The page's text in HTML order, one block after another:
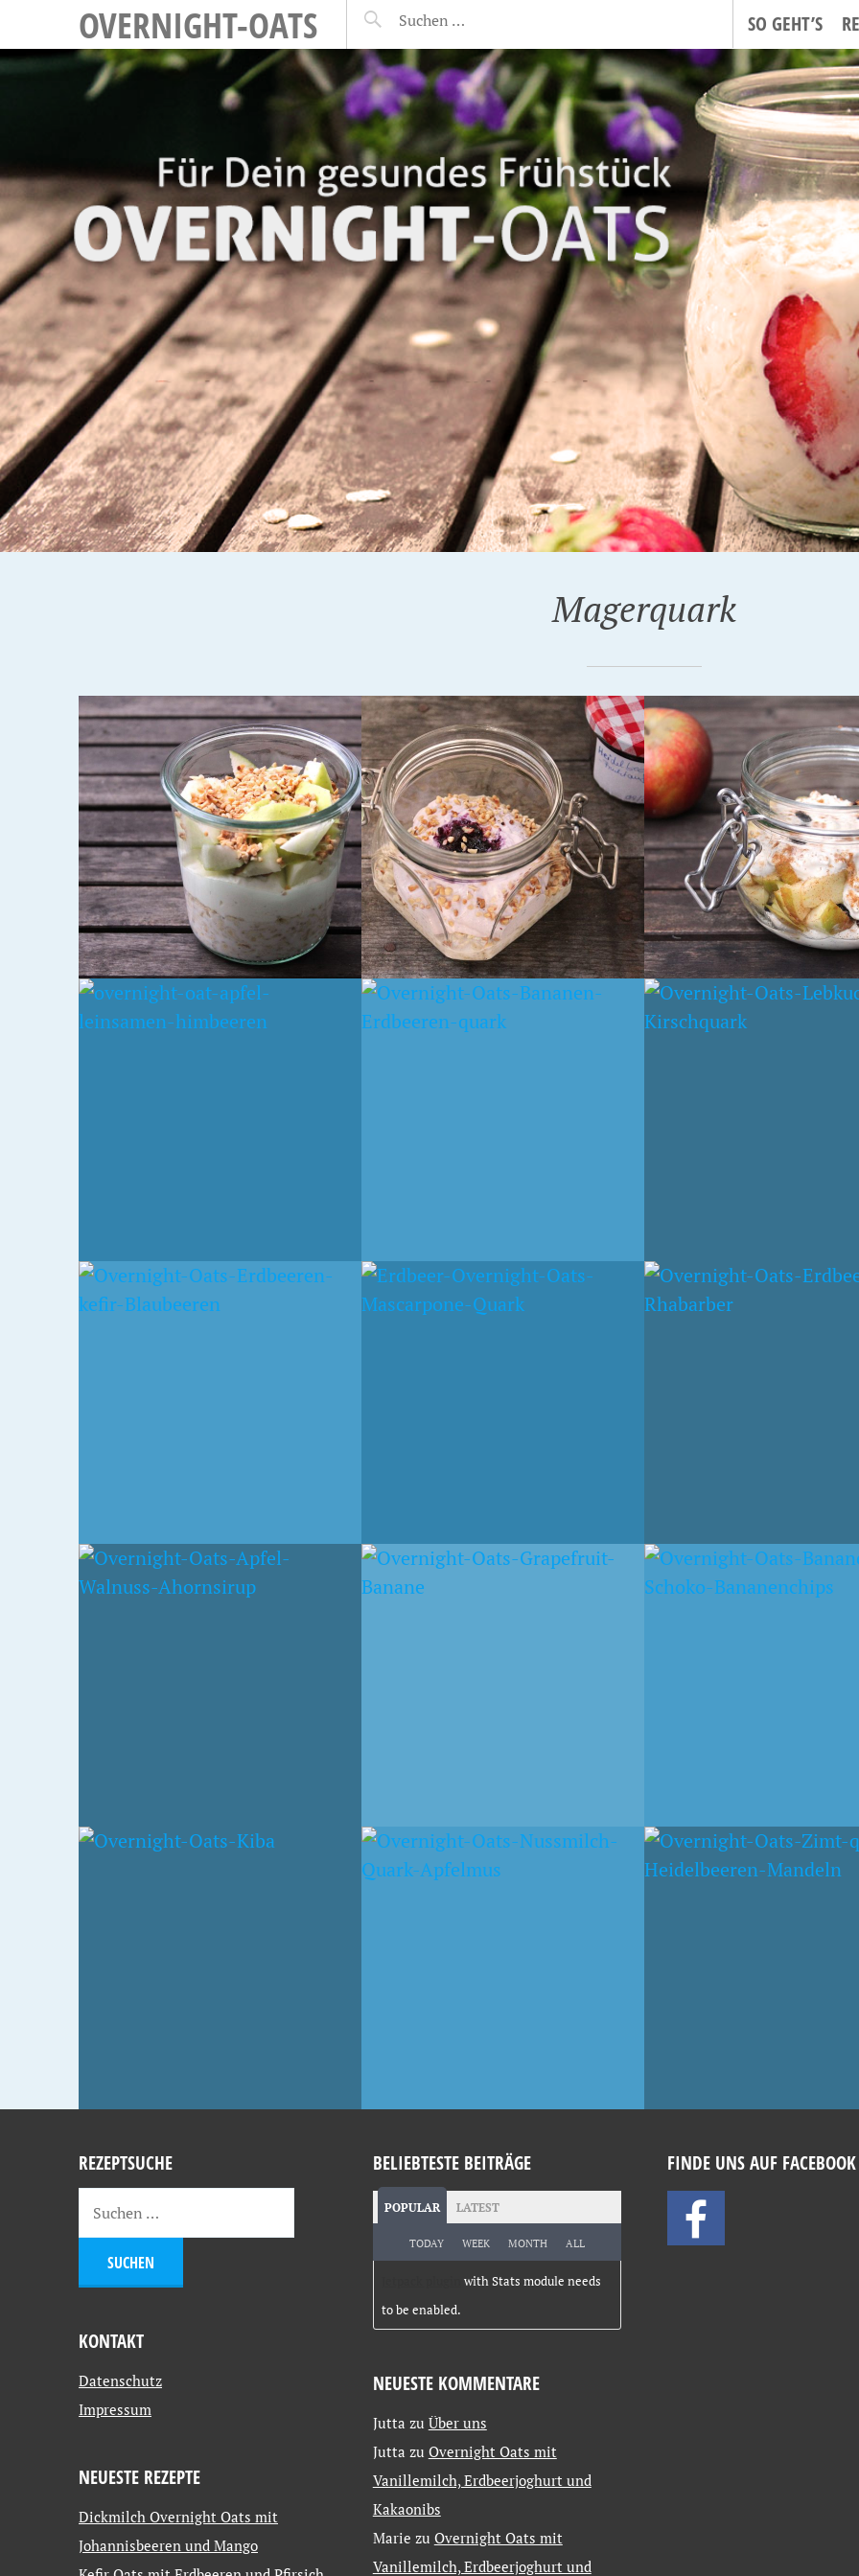
OVERNIGHT-OATS SO GEHT’S
Magerquark
10. SEPTEMBER 2017
MARMELADEN-OATS
MIT GERÖSTETEN
HASELNÜSSEN
8. JANUAR 2017
BRATAPFEL OVERNIGHT
OATS MIT WENIG
KALORIEN
8. OKTOBER 2016
PFIRSICH-MARACUJA-
PROATS – MIT
GEWINNSPIEL
10. APRIL 2016
BANANENMILCH-
20. DEZEMBER 2015
LEBKUCHEN-OATS MIT
8. JULI 2015
GRAPEFRUIT PROATS
25. MAI 2015
ERDBEER OVERNIGHT
3. MAI 2015
OVERNIGHT OATS MIT
20. MÄRZ 2015
2. MÄRZ 2015
OVERNIGHT OATS MIT
8. FEBRUAR 2015
BANANENOATS MIT
1. FEBRUAR 2015
ERDBEERMILCH
8. JANUAR 2015 13. NOVEMBER 2014
ZIMTMILCH-PROATS
REZEPTSUCHE
KONTAKT
Datenschutz
Impressum
NEUESTE REZEPTE
Dickmilch Overnight Oats mit
Johannisbeeren und Mango
BELIEBTESTE BEITRÄGE
POPULAR LATEST
TODAY WEEK MONTH ALL
with Stats module needs
to be enabled.
NEUESTE KOMMENTARE
Jutta zu Über uns
Jutta zu Overnight Oats mit
Vanillemilch, Erdbeerjoghurt und
Kakaonibs
Marie zu Overnight Oats mit
Vanillemilch, Erdbeerjoghurt und
FINDE UNS AUF FACEBOOK